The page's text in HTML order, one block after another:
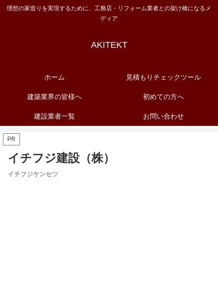
理想の家造りを実現するために、工務店・リフォーム業者との架け橋になるメ
ディア
AKITEKT
ホーム 見積もりチェックツール
建築業界の皆様へ 初めての方へ
建設業者一覧 お問い合わせ
PR
イチフジ建設（株）
イチフジケンセツ